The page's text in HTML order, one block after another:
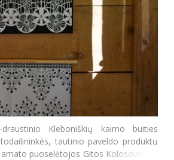
Kleboniškių kaimo buities
tautinio paveldo produktų
puoselėtojos Gitos Kolosovienės